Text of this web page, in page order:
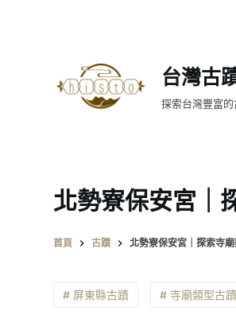
台灣古
探索台灣豐富
北勢寮保安宮｜
首頁 古蹟 北勢寮保安宮｜探索寺
# 屏東縣古蹟 # 寺廟類型古蹟